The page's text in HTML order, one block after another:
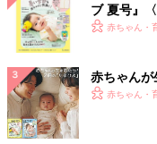
ブ 夏号』
く！ おっ
赤ちゃん・
赤ちゃんが
赤ちゃん・